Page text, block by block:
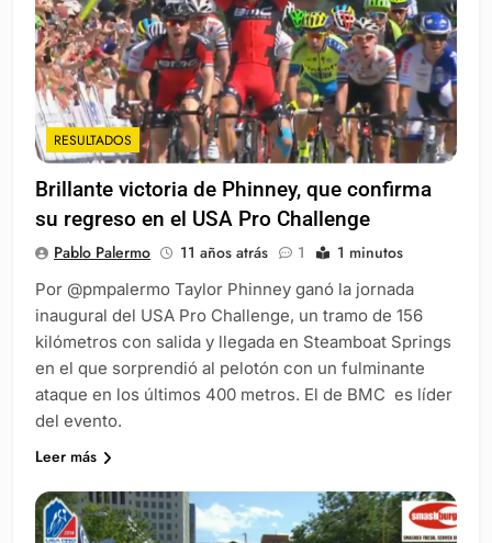
RESULTADOS
Brillante victoria de Phinney, que confirma
su regreso en el USA Pro Challenge
Pablo Palermo 11 años atrás 1 1 minutos
Por @pmpalermo Taylor Phinney ganó la jornada
inaugural del USA Pro Challenge, un tramo de 156
kilómetros con salida y llegada en Steamboat Springs
en el que sorprendió al pelotón con un fulminante
ataque en los últimos 400 metros. El de BMC es líder
del evento.
Leer más